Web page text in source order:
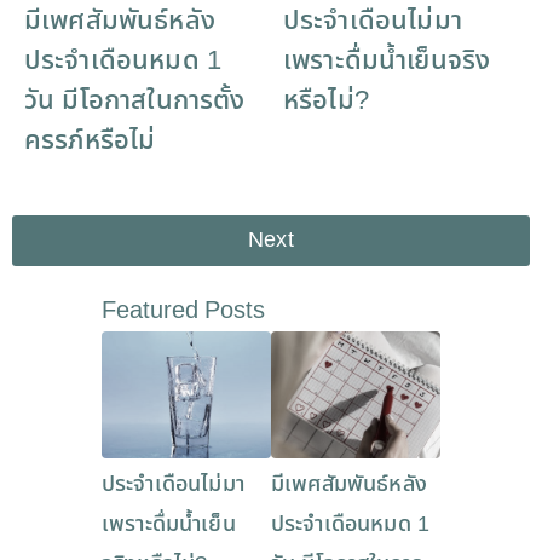
มีเพศสัมพันธ์หลัง
ประจำเดือนหมด 1
วัน มีโอกาสในการตั้ง
ครรภ์หรือไม่
ประจำเดือนไม่มา
เพราะดื่มน้ำเย็นจริง
หรือไม่?
Next
Featured Posts
ประจำเดือนไม่มา
เพราะดื่มน้ำเย็น
มีเพศสัมพันธ์หลัง
ประจำเดือนหมด 1